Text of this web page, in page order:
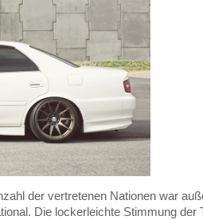
der vertretenen Nationen war
Die lockerleichte Stimmung der